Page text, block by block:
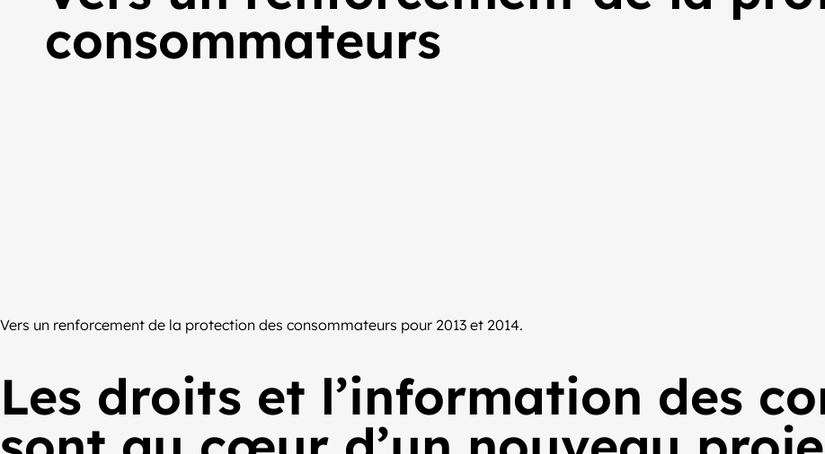
consommateurs
Vers un renforcement de la protection des consommateurs pour 2013 et 2014.
Les droits et l’information des